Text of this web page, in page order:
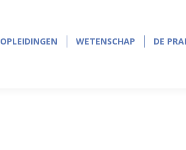
OPLEIDINGEN WETENSCHAP DE
OPLEIDINGEN WETENSCHAP DE